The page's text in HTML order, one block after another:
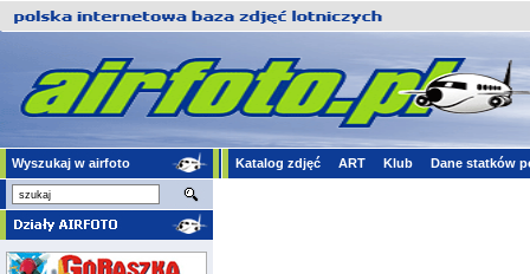
Wyszukaj w airfoto Katalog zdjęć ART Klub Dane statków